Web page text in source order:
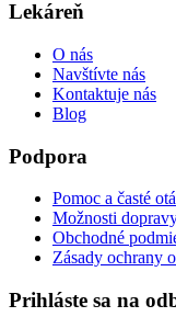
Lekáreň
O nás
Navštívte nás
Kontaktuje nás
Blog
Podpora
Pomoc a časté
Možnosti
Obchodné
Zásady ochrany
Prihláste sa na